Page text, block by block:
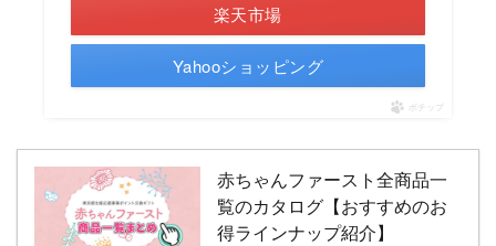
楽天市場
Yahooショッピング
ポチップ
赤ちゃんファースト全商品一
覧のカタログ【おすすめのお
得ラインナップ紹介】